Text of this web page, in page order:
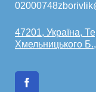
47201, Україна,
Хмельницького